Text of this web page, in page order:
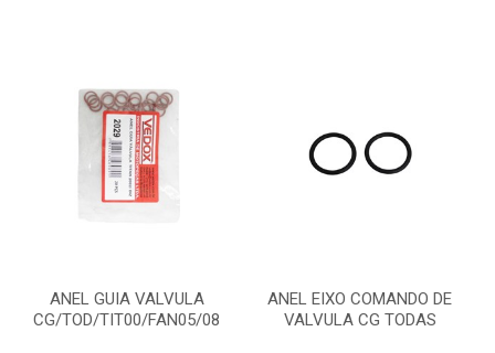
ANEL GUIA VALVULA
CG/TOD/TIT00/FAN05/08
ANEL EIXO COMANDO DE
VALVULA CG TODAS